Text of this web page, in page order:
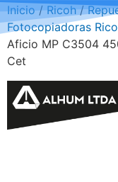
Inicio/Ricoh/
Fotocopiadoras
Aficio MP C3504
Cet